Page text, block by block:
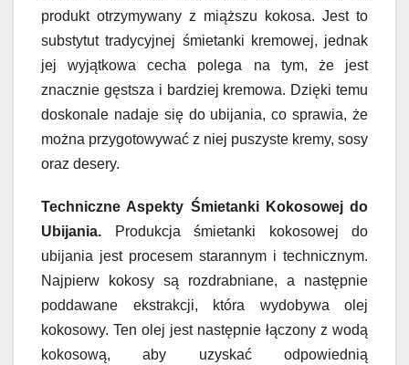
produkt otrzymywany z miąższu kokosa. Jest to
substytut tradycyjnej śmietanki kremowej, jednak
jej wyjątkowa cecha polega na tym, że jest
znacznie gęstsza i bardziej kremowa. Dzięki temu
doskonale nadaje się do ubijania, co sprawia, że
można przygotowywać z niej puszyste kremy, sosy
oraz desery.
Techniczne Aspekty Śmietanki Kokosowej do
Ubijania.
Produkcja śmietanki kokosowej do
ubijania jest procesem starannym i technicznym.
Najpierw kokosy są rozdrabniane, a następnie
poddawane ekstrakcji, która wydobywa olej
kokosowy. Ten olej jest następnie łączony z wodą
kokosową, aby uzyskać odpowiednią